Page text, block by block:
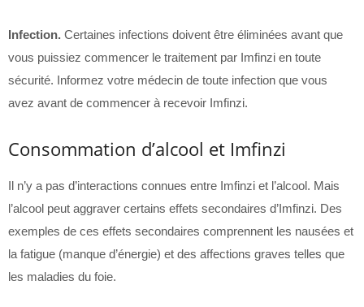
Infection. Certaines infections doivent être éliminées avant que
vous puissiez commencer le traitement par Imfinzi en toute
sécurité. Informez votre médecin de toute infection que vous
avez avant de commencer à recevoir Imfinzi.
Consommation d’alcool et Imfinzi
Il n’y a pas d’interactions connues entre Imfinzi et l’alcool. Mais
l’alcool peut aggraver certains effets secondaires d’Imfinzi. Des
exemples de ces effets secondaires comprennent les nausées et
la fatigue (manque d’énergie) et des affections graves telles que
les maladies du foie.